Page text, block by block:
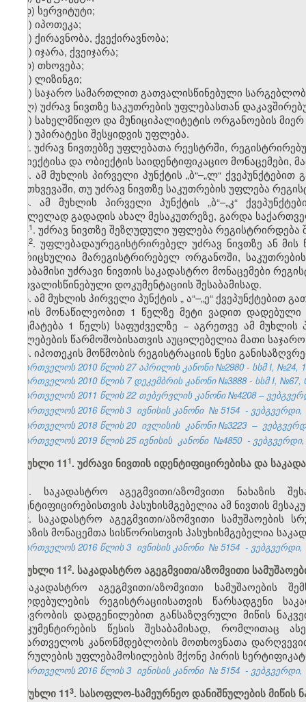
დ) სერვიტუტი;
ე) იპოთეკა;
ვ) ქირავნობა, ქვექირავნობა;
ზ) იჯარა, ქვეიჯარა;
თ) თხოვება;
ი) ლიზინგი;
კ) საჯარო სამართლით გათვალისწინებული
ლ) უძრავ ნივთზე საკუთრების უფლებასთან
მ) სახელმწიფო და მუნიციპალიტეტის ორგანოების
) უპირატესი შესყიდვის უფლება.
2. უძრავ ნივთებზე უფლებათა რეესტრში,
სუბიექტისა და ობიექტის საიდენტიფიკაციო
3. ამ მუხლის პირველი პუნქტის „ბ“–„ლ“
შემთხვევაში, თუ უძრავ ნივთზე საკუთრების უფლება
4. ამ მუხლის პირველი პუნქტის „ბ“–„კ“
უცვლელად გადადის ახალ მესაკუთრეზე, გარდა
4​1. უძრავ ნივთზე შეზღუდული უფლება რეგისტრირდება
4​2. უფლებადაურეგისტრირებელ უძრავ ნივთზე ან
აღრიცხულია მარეგისტრირებელ ორგანოში,
შესაბამისი უძრავი ნივთის საკადასტრო მონაცემები
გათვალისწინებული დოკუმენტაციის შესაბამისად.
5. ამ მუხლის პირველი პუნქტის „ა“–„ე“ ქვეპუნქტებით
პირის მონაწილეობით 1 წელზე მეტი ვადით
აღემატება 1 წელს) საფუძველზე − აგრეთვე ამ მუხლის
უფლებების წარმოშობისათვის აუცილებელია მათი
6. იპოთეკის მოწმობის რეგისტრაციის წესი
საქართველოს 2010 წლის 27 აპრილის კანონი №2980 - სსმ I, №24,
საქართველოს 2010 წლის 7 დეკემბრის კანონი №3888 - სსმ I, №67,
საქართველოს 2011 წლის 22 თებერვლის კანონი №4208–
საქართველოს 2016 წლის 3 ივნისის კანონი № 5154 - ვებგვერდი,
საქართველოს 2018 წლის 20 ივლისის კანონი №3223 –
საქართველოს 2019 წლის 25 ივნისის კანონი №4850 - ვებგვერდი,
მუხლი 11​1. უძრავი ნივთის იდენტიფიცირებისა და
1. საკადასტრო აგეგმვითი/აზომვითი ნახაზის
იდენტიფიცირებისთვის პასუხისმგებელია ამ ნივთის
2. საკადასტრო აგეგმვითი/აზომვითი
ნახაზის მონაცემთა სისწორისთვის პასუხისმგებელია
საქართველოს 2016 წლის 3 ივნისის კანონი № 5154 - ვებგვერდი,
მუხლი 11​2. საკადასტრო აგეგმვითი/აზომვითი
საკადასტრო აგეგმვითი/აზომვითი
ვალდებულების რეგისტრაციისათვის წარსადგენი
მთავრობის დადგენილებით განსაზღვრული მიწის
დოკუმენტირების წესის შესაბამისად, რომლითაც
საქართველოს კანონმდებლობის მოთხოვნათა
შესრულების უფლებამოსილების მქონე პირის
საქართველოს 2016 წლის 3 ივნისის კანონი № 5154 - ვებგვერდი,
მუხლი 11​3. სასოფლო-სამეურნეო დანიშნულების მიწის